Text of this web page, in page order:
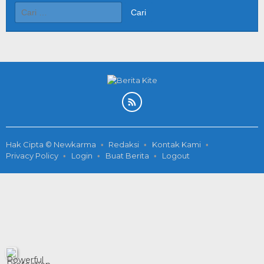
untuk:
Hak Cipta © Newkarma Redaksi
Kontak Kami
Privacy Policy
Login Buat Berita Logout